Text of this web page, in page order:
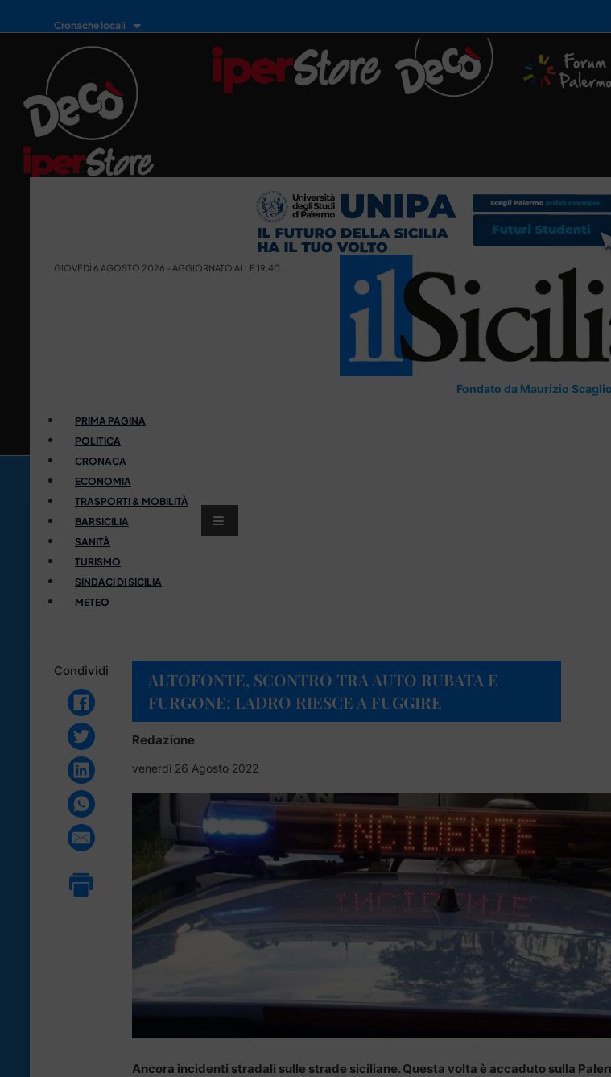
Cronache locali
GIOVEDÌ 6 AGOSTO 2026 - AGGIORNATO ALLE 19:40
Fondato da Maurizio
PRIMA PAGINA
POLITICA
CRONACA
ECONOMIA
TRASPORTI & MOBILITÀ
BARSICILIA
SANITÀ
TURISMO
SINDACI DI SICILIA
METEO
Condividi
ALTOFONTE, SCONTRO TRA AUTO RUBATA E
FURGONE: LADRO RIESCE A FUGGIRE
Redazione
venerdì 26 Agosto 2022
Ancora incidenti stradali sulle strade siciliane. Questa volta è accaduto sulla